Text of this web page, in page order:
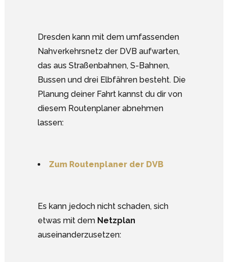
Dresden kann mit dem umfassenden
Nahverkehrsnetz der DVB aufwarten,
das aus Straßenbahnen, S-Bahnen,
Bussen und drei Elbfähren besteht. Die
Planung deiner Fahrt kannst du dir von
diesem Routenplaner abnehmen
lassen:
Zum Routenplaner der DVB
Es kann jedoch nicht schaden, sich
etwas mit dem Netzplan
auseinanderzusetzen: